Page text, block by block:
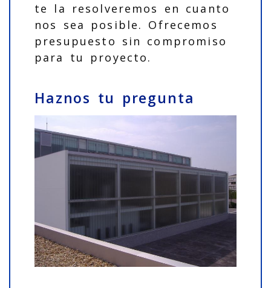
te la resolveremos en cuanto
nos sea posible. Ofrecemos
presupuesto sin compromiso
para tu proyecto.
Haznos tu pregunta